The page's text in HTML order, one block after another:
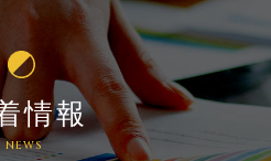
情報
NEWS